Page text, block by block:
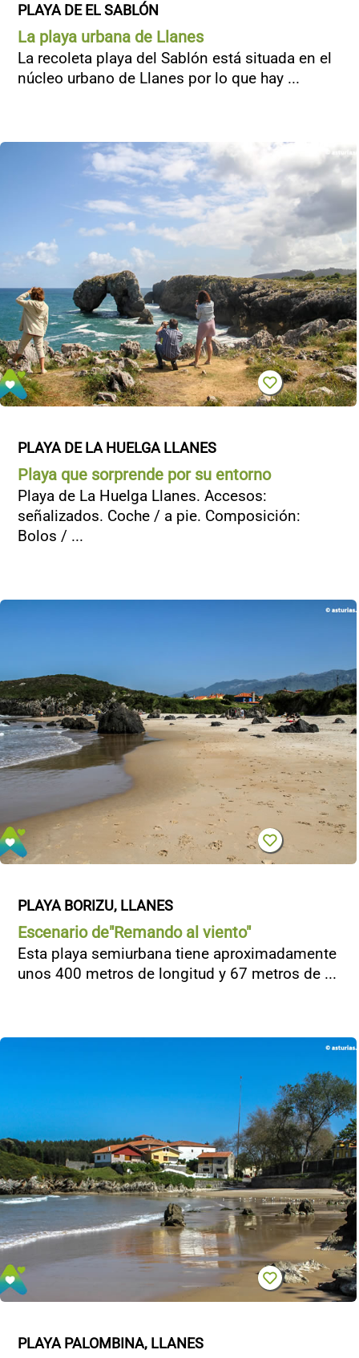
PLAYA DE EL SABLÓN
La playa urbana de Llanes
La recoleta playa del Sablón está situada en el
núcleo urbano de Llanes por lo que hay ...
PLAYA DE LA HUELGA LLANES
Playa que sorprende por su entorno
Playa de La Huelga Llanes. Accesos:
señalizados. Coche / a pie. Composición:
Bolos / ...
PLAYA BORIZU, LLANES
Escenario de"Remando al viento"
Esta playa semiurbana tiene aproximadamente
unos 400 metros de longitud y 67 metros de ...
PLAYA PALOMBINA, LLANES